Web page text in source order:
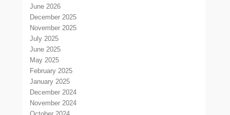
June 2026
December 2025
November 2025
July 2025
June 2025
May 2025
February 2025
January 2025
December 2024
November 2024